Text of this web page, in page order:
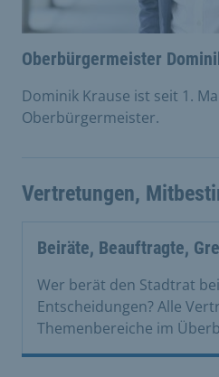
Oberbürgermeister
Dominik Krause ist seit 1.
Oberbürgermeister.
Vertretungen,
Beiräte, Beauftragte,
Wer berät den Stadtrat
Entscheidungen? Alle
Themenbereiche im